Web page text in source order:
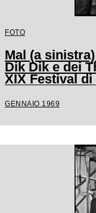
FOTO
Mal (a
Dik Dik e dei
XIX Festival
GENNAIO 1969